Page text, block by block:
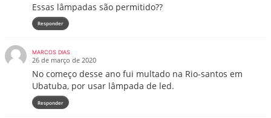
Essas lâmpadas são permitido??
Responder
MARCOS DIAS
26 de março de 2020
No começo desse ano fui multado na Rio-santos em
Ubatuba, por usar lâmpada de led.
Responder